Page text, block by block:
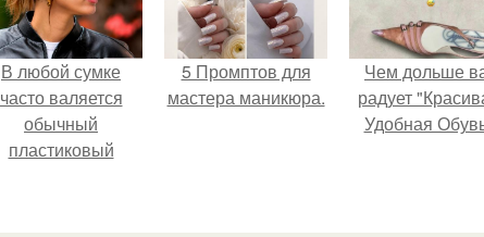
В любой сумке
часто валяется
обычный
пластиковый
5 Промптов для
мастера маникюра.
Чем дольше
радует
Удобная